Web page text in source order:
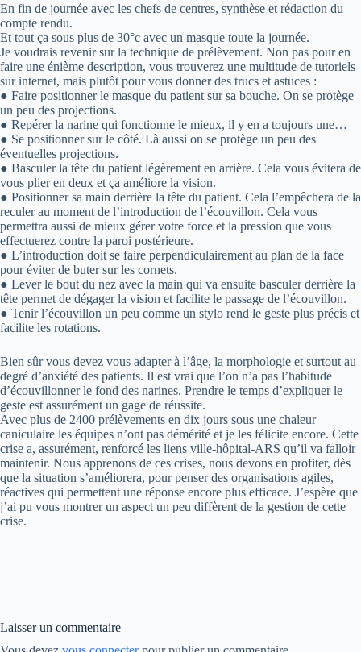
En fin de journée avec les chefs de centres, synthèse et rédaction du
compte rendu.
Et tout ça sous plus de 30°c avec un masque toute la journée.
Je voudrais revenir sur la technique de prélèvement. Non pas pour en
faire une énième description, vous trouverez une multitude de tutoriels
sur internet, mais plutôt pour vous donner des trucs et astuces :
● Faire positionner le masque du patient sur sa bouche. On se protège
un peu des projections.
● Repérer la narine qui fonctionne le mieux, il y en a toujours une…
● Se positionner sur le côté. Là aussi on se protège un peu des
éventuelles projections.
● Basculer la tête du patient légèrement en arrière. Cela vous évitera de
vous plier en deux et ça améliore la vision.
● Positionner sa main derrière la tête du patient. Cela l’empêchera de la
reculer au moment de l’introduction de l’écouvillon. Cela vous
permettra aussi de mieux gérer votre force et la pression que vous
effectuerez contre la paroi postérieure.
● L’introduction doit se faire perpendiculairement au plan de la face
pour éviter de buter sur les cornets.
● Lever le bout du nez avec la main qui va ensuite basculer derrière la
tête permet de dégager la vision et facilite le passage de l’écouvillon.
● Tenir l’écouvillon un peu comme un stylo rend le geste plus précis et
facilite les rotations.
Bien sûr vous devez vous adapter à l’âge, la morphologie et surtout au
degré d’anxiété des patients. Il est vrai que l’on n’a pas l’habitude
d’écouvillonner le fond des narines. Prendre le temps d’expliquer le
geste est assurément un gage de réussite.
Avec plus de 2400 prélèvements en dix jours sous une chaleur
caniculaire les équipes n’ont pas démérité et je les félicite encore. Cette
crise a, assurément, renforcé les liens ville-hôpital-ARS qu’il va falloir
maintenir. Nous apprenons de ces crises, nous devons en profiter, dès
que la situation s’améliorera, pour penser des organisations agiles,
réactives qui permettent une réponse encore plus efficace. J’espère que
j’ai pu vous montrer un aspect un peu diffèrent de la gestion de cette
crise.
Laisser un commentaire